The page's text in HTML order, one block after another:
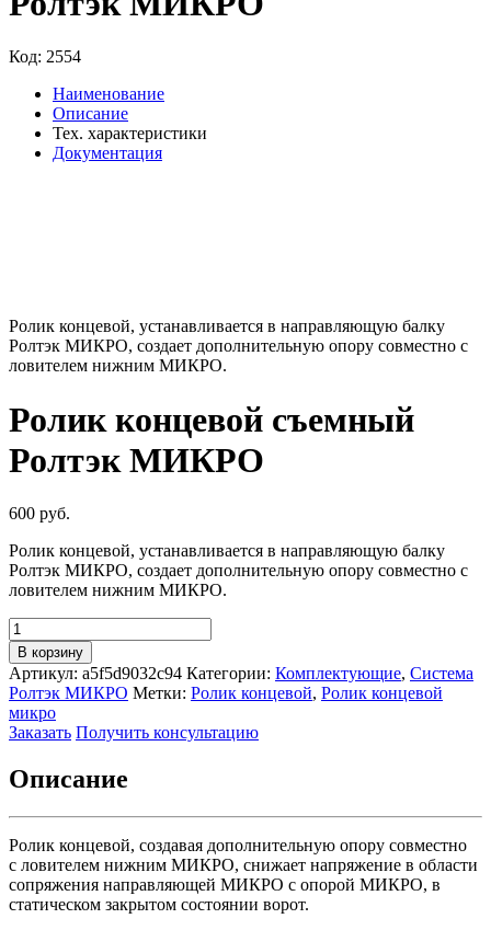
Код: 2554
Наименование
Описание
Тех. характеристики
Документация
Ролик концевой, устанавливается в направляющую балку
Ролтэк МИКРО, создает дополнительную опору совместно с
ловителем нижним МИКРО.
Ролик концевой съемный
Ролтэк МИКРО
600 руб.
Ролик концевой, устанавливается в направляющую балку
Ролтэк МИКРО, создает дополнительную опору совместно с
ловителем нижним МИКРО.
Количество
товара
Ролик
концевой
съемный
Ролтэк
МИКРО
В корзину
Артикул: a5f5d9032c94 Категории: Комплектующие, Система
Ролтэк МИКРО Метки: Ролик концевой, Ролик концевой
микро
Заказать Получить консультацию
Описание
Ролик концевой, создавая дополнительную опору совместно
с ловителем нижним МИКРО, снижает напряжение в области
сопряжения направляющей МИКРО с опорой МИКРО, в
статическом закрытом состоянии ворот.